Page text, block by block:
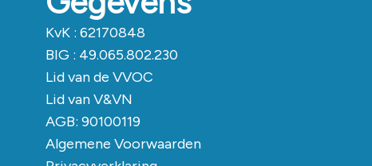
KvK : 62170848
BIG : 49.065.802.230
Lid van de VVOC
Lid van V&VN
AGB: 90100119
Algemene Voorwaarden